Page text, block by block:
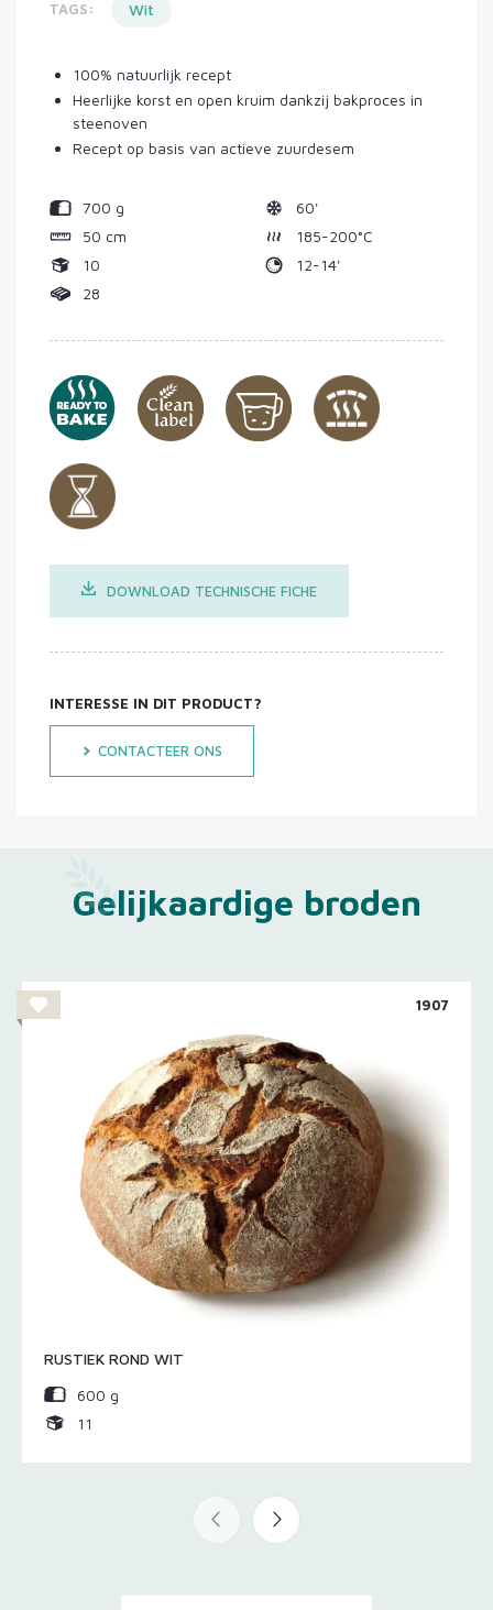
TAGS: Wit
100% natuurlijk recept
Heerlijke korst en open kruim dankzij bakproces in
steenoven
Recept op basis van actieve zuurdesem
700 g
50 cm
10
28
60'
185-200°C
12-14'
DOWNLOAD TECHNISCHE FICHE
INTERESSE IN DIT PRODUCT?
CONTACTEER ONS
Gelijkaardige broden
1907
RUSTIEK ROND WIT
600 g
11